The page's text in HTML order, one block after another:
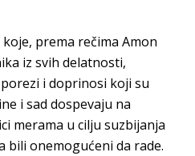
prema rečima Amon
iz svih delatnosti,
i doprinosi koji su
i sad dospevaju na
merama u cilju suzbijanja
bili onemogućeni da rade.